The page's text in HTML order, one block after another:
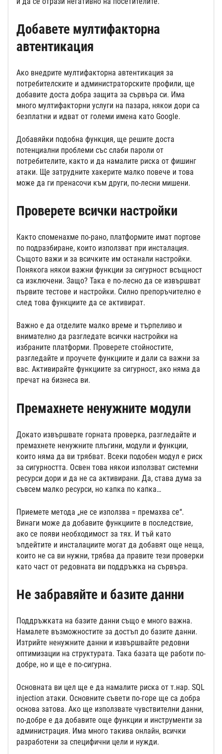
Добавете мултифакторна
автентикация
Ако внедрите мултифакторна автентикация за
потребителските и администраторските профили, ще
добавите доста добра защита за сървъра си. Има
много мултифакторни услуги на пазара, някои дори са
безплатни и идват от големи имена като Google.
Добавяйки подобна функция, ще решите доста
потенциални проблеми със слаби пароли от
потребителите, както и да намалите риска от фишинг
атаки. Ще затрудните хакерите малко повече и това
може да ги пренасочи към други, по-лесни мишени.
Проверете всички настройки
Както споменахме по-рано, платформите имат портове
по подразбиране, които използват при инсталация.
Същото важи и за всичките им останали настройки.
Понякога някои важни функции за сигурност всъщност
са изключени. Защо? Така е по-лесно да се извършват
първите тестове и настройки. Силно препоръчително е
след това функциите да се активират.
Важно е да отделите малко време и търпеливо и
внимателно да разгледате всички настройки на
избраните платформи. Проверете стойностите,
разгледайте и проучете функциите и дали са важни за
вас. Активирайте функциите за сигурност, ако няма да
пречат на бизнеса ви.
Премахнете ненужните модули
Докато извършвате горната проверка, разгледайте и
премахнете ненужните плъгини, модули и функции,
които няма да ви трябват. Всеки подобен модул е риск
за сигурността. Освен това някои използват системни
ресурси дори и да не са активирани. Да, става дума за
съвсем малко ресурси, но капка по капка…
Приемете метода „не се използва = премахва се“.
Винаги може да добавите функциите в последствие,
ако се появи необходимост за тях. И тъй като
ъпдейтите и инсталациите могат да добавят още неща,
които не са ви нужни, трябва да правите тези проверки
като част от редовната ви поддръжка на сървъра.
Не забравяйте и базите данни
Поддръжката на базите данни също е много важна.
Намалете възможностите за достъп до базите данни.
Изтрийте ненужните данни и извършвайте редовни
оптимизации на структурата. Така базата ще работи по-
добре, но и ще е по-сигурна.
Основната ви цел ще е да намалите риска от т.нар. SQL
injection атаки. Основните съвети по-горе ще са добра
основа затова. Ако ще използвате чувствителни данни,
по-добре е да добавите още функции и инструменти за
администрация. Има много такива онлайн, всички
разработени за специфични цели и нужди.